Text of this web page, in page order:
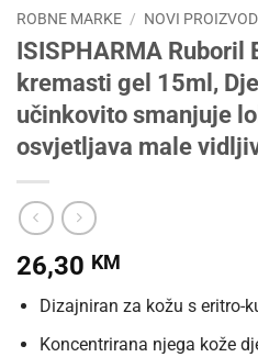
ROBNE MARKE / NOVI
ISISPHARMA Ruboril
kremasti gel 15ml,
učinkovito smanjuje
osvjetljava male
26,30 KM
Dizajniran za kožu s eritro-
Koncentrirana njega kože